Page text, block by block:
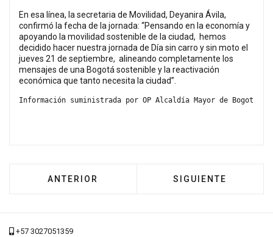
En esa línea, la secretaria de Movilidad, Deyanira Ávila,
confirmó la fecha de la jornada: “Pensando en la economía y
apoyando la movilidad sostenible de la ciudad, hemos
decidido hacer nuestra jornada de Día sin carro y sin moto el
jueves 21 de septiembre, alineando completamente los
mensajes de una Bogotá sostenible y la reactivación
económica que tanto necesita la ciudad”.
Información suministrada por OP Alcaldía Mayor de Bogotá
ARTÍCULO ANTERIOR: CERREMOS LA
ANTERIOR ARTÍCULO
SIGUIENTE
+57 3027051359